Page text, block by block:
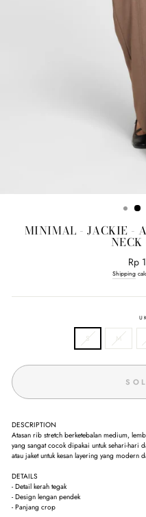
MINIMAL - JACKIE -
NECK
price
Rp
Shipping
S M
DESCRIPTION
Atasan rib stretch berketebalan medium,
yang sangat cocok dipakai untuk sehari-hari
atau jaket untuk kesan layering yang modern
DETAILS
- Detail kerah tegak
- Design lengan pendek
- Panjang crop